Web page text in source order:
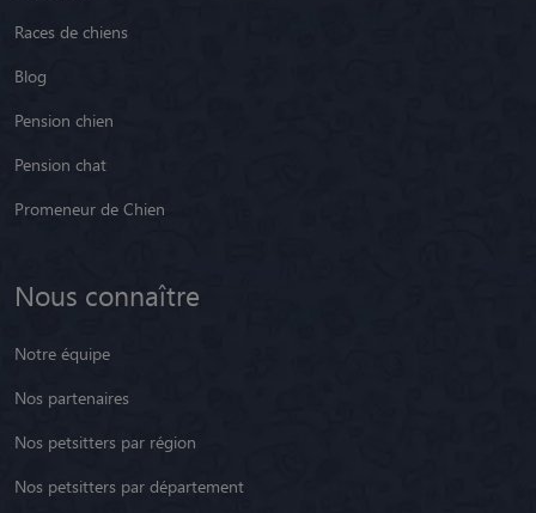
Races de chiens
Blog
Pension chien
Pension chat
Promeneur de Chien
Nous connaître
Notre équipe
Nos partenaires
Nos petsitters par région
Nos petsitters par département